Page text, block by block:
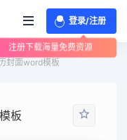
登录/注册
注册下载海量免费资源
封面word模板
板